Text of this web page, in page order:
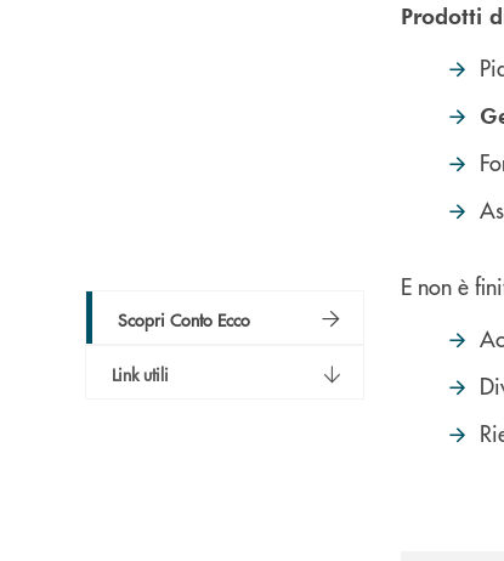
Scopri Conto Ecco
Link utili
Prodotti
E non è